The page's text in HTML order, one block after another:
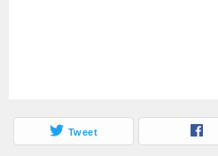
Tweet